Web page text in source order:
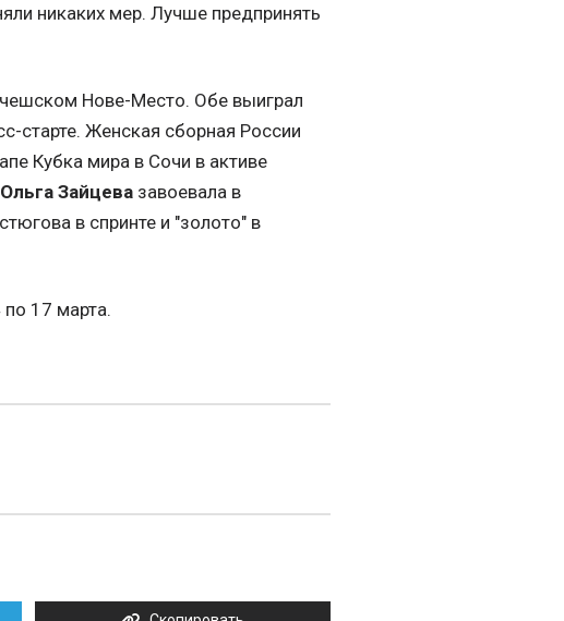
никаких мер. Лучше предпринять
Нове-Место. Обе выиграл
старте. Женская сборная России
Кубка мира в Сочи в активе
Ольга Зайцева завоевала в
в спринте и "золото" в
17 марта.